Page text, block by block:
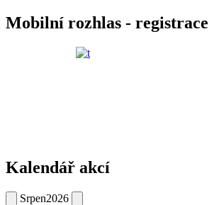
Mobilní rozhlas - registrace
Kalendář akcí
Srpen2026